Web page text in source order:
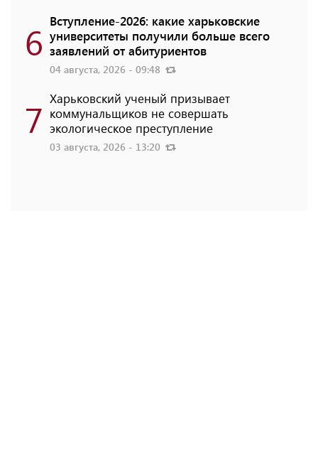
6 Вступление-2026: какие харьковские
университеты получили больше всего
заявлений от абитуриентов
04 августа, 2026 - 09:48
7 Харьковский ученый призывает
коммунальщиков не совершать
экологическое преступление
03 августа, 2026 - 13:20